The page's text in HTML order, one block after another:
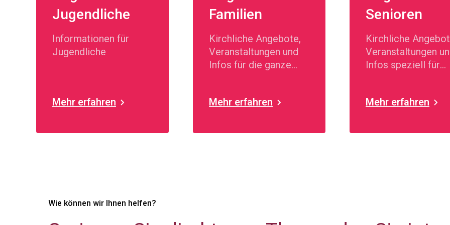
Jugendliche
Informationen für
Jugendliche
Mehr erfahren
Familien
Kirchliche Angebote,
Veranstaltungen und
Infos für die ganze
Mehr erfahren
Senioren
Kirchliche
Veranstaltungen
Infos speziell für
Mehr erfahren
Wie können wir Ihnen helfen?